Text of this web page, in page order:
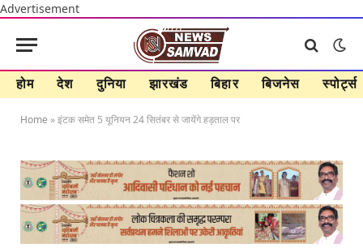
Advertisement
होम देश दुनिया झारखंड बिहार बिजनेस स्पोर्ट्स
Home »इंटक समेत 5 यूनियन 24 सितंबर से जायेंगे हड़ताल पर